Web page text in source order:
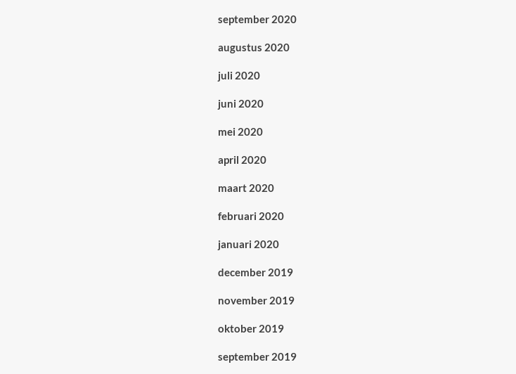
september 2020
augustus 2020
juli 2020
juni 2020
mei 2020
april 2020
maart 2020
februari 2020
januari 2020
december 2019
november 2019
oktober 2019
september 2019